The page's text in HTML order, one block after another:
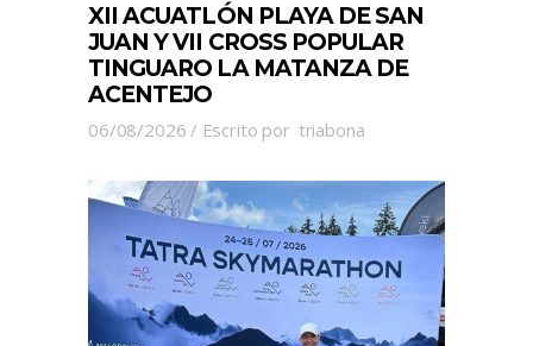
XII ACUATLÓN PLAYA DE SAN
JUAN Y VII CROSS POPULAR
TINGUARO LA MATANZA DE
ACENTEJO
06/08/2026 Escrito por triabona